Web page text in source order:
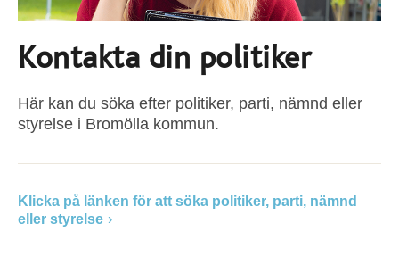
Kontakta din politiker
Här kan du söka efter politiker, parti, nämnd eller
styrelse i Bromölla kommun.
Klicka på länken för att söka politiker, parti, nämnd
eller styrelse